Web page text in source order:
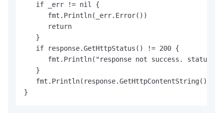
   if _err != nil {
      fmt.Println(_err.Error())
      return
   }
   if response.GetHttpStatus() != 200 {
fmt.Println("response not success.
   }
   fmt.Println(response.GetHttpContentString())
}